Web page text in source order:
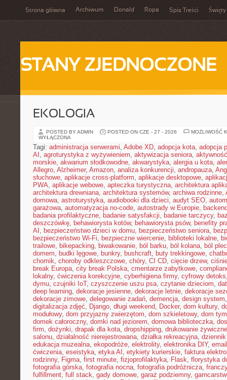
Strona główna Archiwum Donald Ropa Spis Treści Święty
STANY ZJEDNOCZONE
EKOLOGIA
POSTED BY ADMIN POSTED ON CZE - 27 - 2026
MOŻLIWOŚĆ
WYŁĄCZONA
Tagi: administracja serwerami, Adobe XD, adopcja kota, adopcja
AI , agroturystyka z wyżywieniem, aktywizacja seniora,
morskie, akwarium słodkowodne, akwarystyka, alergia u kota,
Allegro, Alzheimer, Amazon, analiza konkurencji, andropauza,
słuchowe, aplikacje cross-platform, aplikacje desktopowe,
PWA, aplikacje webowe, apteczka turystyczna, architektura
architektura drewniana, architektura systemów, archiwa rodzinne,
domowa, astroturystyka, audiobooki dla dzieci, audyt SEO,
garażowa, automatyzacja no-code, autostrady w Europie,
badania profilaktyczne, badanie satysfakcji, badanie tarczycy,
deszczówkę, behawiorysta kotów, behawiorysta psów, benefity
AI , bezpieczeństwo dzieci w domu, bezpieczeństwo seniora,
bezpieczeństwo Wi-Fi, bezpieczne wiercenie, biblioteki lokalne,
trailowe, bikepacking, biwakowanie, ból barku, ból kolana, ból
domem, budki lęgowe, bunkry, bushcraft, buty trekkingowe,
chomik, choroby odkleszczowe, chóry, CI CD, cięcie drzew,
break Europa, city break Polska, cmentarze zabytkowe,
lokalny, ćwiczenia korekcyjne, cyberhigiena firmy, cyfrowy detoks
dymu, czujniki IoT, czyszczenie uszu psa, czytanie dzieciom,
deep learning, dekoracje jesienne, dekoracje letnie, dekoracje
dekoracje zimowe, delegowanie zadań, demencja, design system
digitalizacja zdjęć, Django, długi weekend, Docker, dom kultury,
modułowy, dom przyjazny zwierzętom, dom szkieletowy, dom
domek całoroczny, domki nad jeziorem, domowa biblioteczka,
firm, dożynki, drapak dla kota, dropshipping, drukowanie żywiczne
salonu, działalność nierejestrowana, działka rekreacyjna,
edukacja muzealna, ekopodróże, elektrolity, elektronika DIY,
ćwiczenia, eseistyka, etyka AI , etykiety kurierskie, faktura
rodzinny, Figma, first minute, fizjoprofilaktyka, Flask, florystyka
fotografia górska, fotografia nocna, fotografia podróżnicza,
fulfillment, full stack, gady domowe, garaż podziemny,